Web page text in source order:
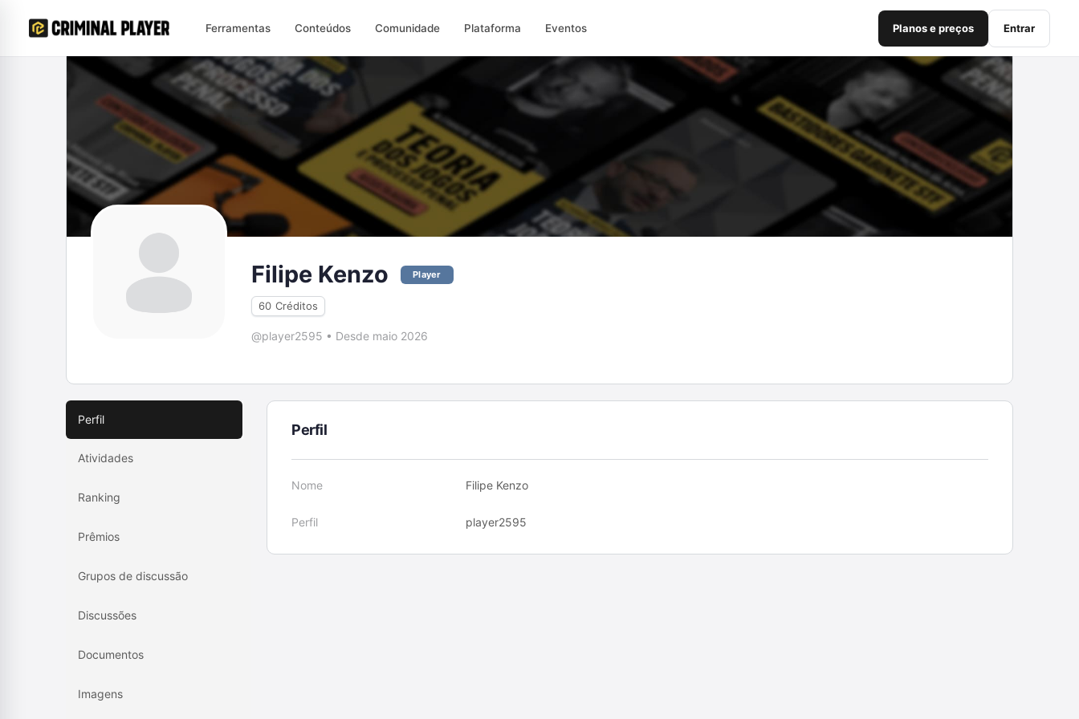
Ferramentas Conteúdos Comunidade Plataforma Eventos Planos e preços Entrar
Filipe Kenzo Player
60 Créditos
@player2595 • Desde maio 2026
Perfil
Atividades
Ranking
Prêmios
Grupos de discussão
Discussões
Documentos
Imagens
Perfil
Nome Filipe Kenzo
Perfil player2595